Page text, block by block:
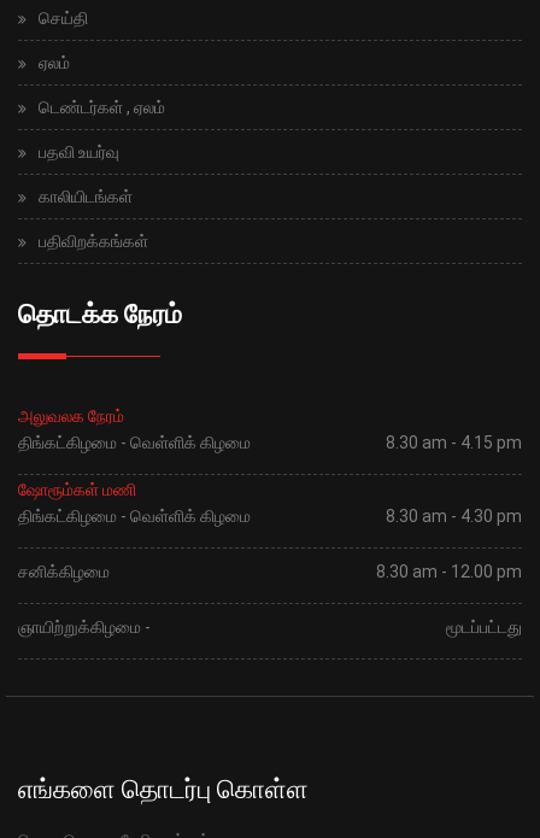
செய்தி
ஏலம்
டெண்டர்கள் , ஏலம்
பதவி உயர்வு
காலியிடங்கள்
பதிவிறக்கங்கள்
தொடக்க நேரம்
அலுவலக நேரம்
திங்கட்கிழமை - வெள்ளிக் கிழமை
8.30 am - 4.15 pm
ஷோரூம்கள் மணி
திங்கட்கிழமை - வெள்ளிக் கிழமை
8.30 am - 4.30 pm
சனிக்கிழமை 8.30 am - 12.00 pm
ஞாயிற்றுக்கிழமை - மூடப்பட்டது
எங்களை தொடர்பு கொள்ள